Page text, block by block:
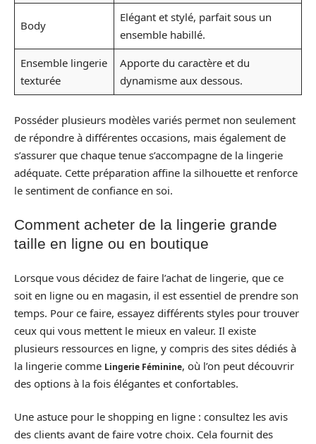
Body
Elégant et stylé, parfait sous un
ensemble habillé.
Ensemble lingerie
texturée
Apporte du caractère et du
dynamisme aux dessous.
Posséder plusieurs modèles variés permet non seulement
de répondre à différentes occasions, mais également de
s’assurer que chaque tenue s’accompagne de la lingerie
adéquate. Cette préparation affine la silhouette et renforce
le sentiment de confiance en soi.
Comment acheter de la lingerie grande
taille en ligne ou en boutique
Lorsque vous décidez de faire l’achat de lingerie, que ce
soit en ligne ou en magasin, il est essentiel de prendre son
temps. Pour ce faire, essayez différents styles pour trouver
ceux qui vous mettent le mieux en valeur. Il existe
plusieurs ressources en ligne, y compris des sites dédiés à
la lingerie comme Lingerie Féminine, où l’on peut découvrir
des options à la fois élégantes et confortables.
Une astuce pour le shopping en ligne : consultez les avis
des clients avant de faire votre choix. Cela fournit des